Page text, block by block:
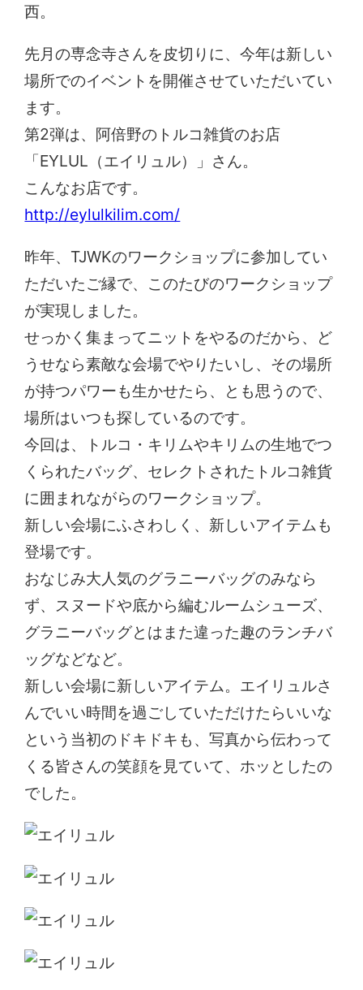
西。
先月の専念寺さんを皮切りに、今年は新しい
場所でのイベントを開催させていただいてい
ます。
第2弾は、阿倍野のトルコ雑貨のお店
「EYLUL（エイリュル）」さん。
こんなお店です。
http://eylulkilim.com/
昨年、TJWKのワークショップに参加してい
ただいたご縁で、このたびのワークショップ
が実現しました。
せっかく集まってニットをやるのだから、ど
うせなら素敵な会場でやりたいし、その場所
が持つパワーも生かせたら、とも思うので、
場所はいつも探しているのです。
今回は、トルコ・キリムやキリムの生地でつ
くられたバッグ、セレクトされたトルコ雑貨
に囲まれながらのワークショップ。
新しい会場にふさわしく、新しいアイテムも
登場です。
おなじみ大人気のグラニーバッグのみなら
ず、スヌードや底から編むルームシューズ、
グラニーバッグとはまた違った趣のランチバ
ッグなどなど。
新しい会場に新しいアイテム。エイリュルさ
んでいい時間を過ごしていただけたらいいな
という当初のドキドキも、写真から伝わって
くる皆さんの笑顔を見ていて、ホッとしたの
でした。